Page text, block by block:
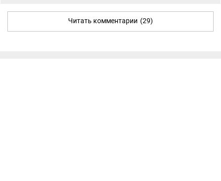
Читать комментарии (29)